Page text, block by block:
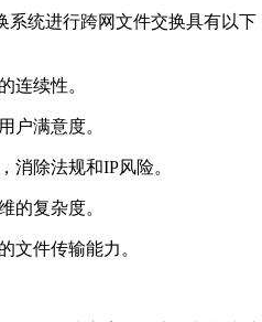
系统进行跨网文件交换具有以下
连续性。
户满意度。
消除法规和IP风险。
的复杂度。
文件传输能力。